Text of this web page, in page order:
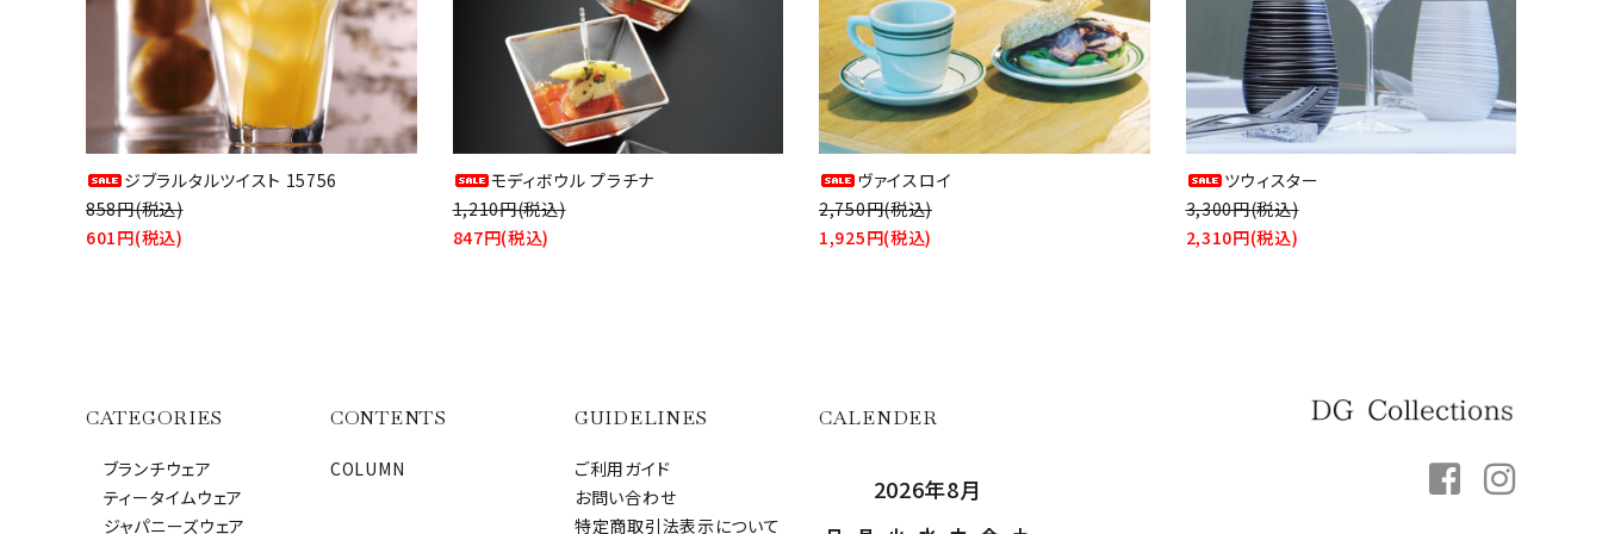
ジブラルタルツイスト 15756
858円(税込)
601円(税込)
モディボウル プラチナ
1,210円(税込)
847円(税込)
ヴァイスロイ
2,750円(税込)
1,925円(税込)
ツウィスター
3,300円(税込)
2,310円(税込)
CATEGORIES
ブランチウェア
ティータイムウェア
ジャパニーズウェア
CONTENTS
COLUMN
GUIDELINES
ご利用ガイド
お問い合わせ
特定商取引法表示について
CALENDER
2026年8月